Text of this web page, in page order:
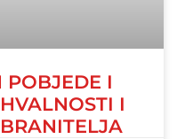
POBJEDE I
I